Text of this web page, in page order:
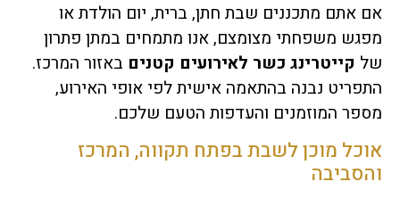
אם אתם מתכננים שבת חתן, ברית, יום הולדת או
מפגש משפחתי מצומצם, אנו מתמחים במתן פתרון
של קייטרינג כשר לאירועים קטנים באזור המרכז.
התפריט נבנה בהתאמה אישית לפי אופי האירוע,
מספר המוזמנים והעדפות הטעם שלכם.
אוכל מוכן לשבת בפתח תקווה, המרכז
והסביבה